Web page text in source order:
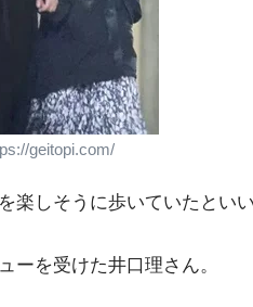
geitopi.com/
楽しそうに歩いていたといい
ーを受けた井口理さん。